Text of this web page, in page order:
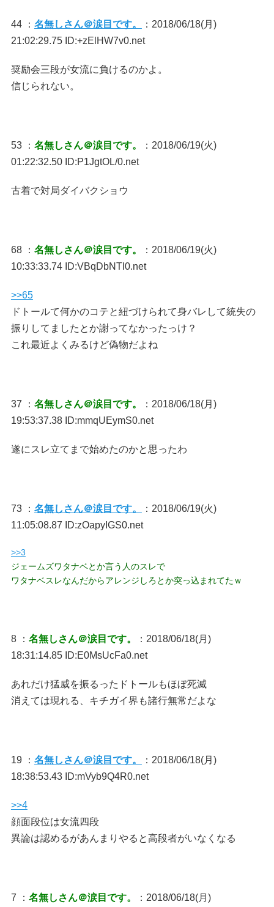
44 ： 名無しさん＠涙目です。
：2018/06/18(月)
21:02:29.75 ID:+zElHW7v0.net
奨励会三段が女流に負けるのかよ。
信じられない。
53 ： 名無しさん＠涙目です。
：2018/06/19(火)
01:22:32.50 ID:P1JgtOL/0.net
古着で対局ダイバクショウ
68 ： 名無しさん＠涙目です。
：2018/06/19(火)
10:33:33.74 ID:VBqDbNTl0.net
>>65
ドトールて何かのコテと紐づけられて身バレして統失の
振りしてましたとか謝ってなかったっけ？
これ最近よくみるけど偽物だよね
37 ： 名無しさん＠涙目です。
：2018/06/18(月)
19:53:37.38 ID:mmqUEymS0.net
遂にスレ立てまで始めたのかと思ったわ
73 ： 名無しさん＠涙目です。
：2018/06/19(火)
11:05:08.87 ID:zOapyIGS0.net
>>3
ジェームズワタナベとか言う人のスレで
ワタナベスレなんだからアレンジしろとか突っ込まれてたｗ
8 ： 名無しさん＠涙目です。
：2018/06/18(月)
18:31:14.85 ID:E0MsUcFa0.net
あれだけ猛威を振るったドトールもほぼ死滅
消えては現れる、キチガイ界も諸行無常だよな
19 ： 名無しさん＠涙目です。
：2018/06/18(月)
18:38:53.43 ID:mVyb9Q4R0.net
>>4
顔面段位は女流四段
異論は認めるがあんまりやると高段者がいなくなる
7 ： 名無しさん＠涙目です。
：2018/06/18(月)